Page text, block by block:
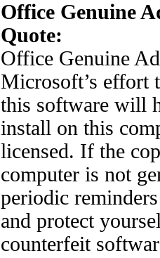
Office Genuine
Quote:
Office Genuine
Microsoft’s effort
this software will
install on this
licensed. If the
computer is not
periodic
and protect
counterfeit